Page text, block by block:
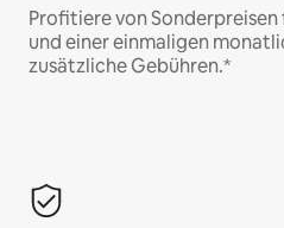
Profitiere von
und einer einmaligen
zusätzliche Gebühren.*